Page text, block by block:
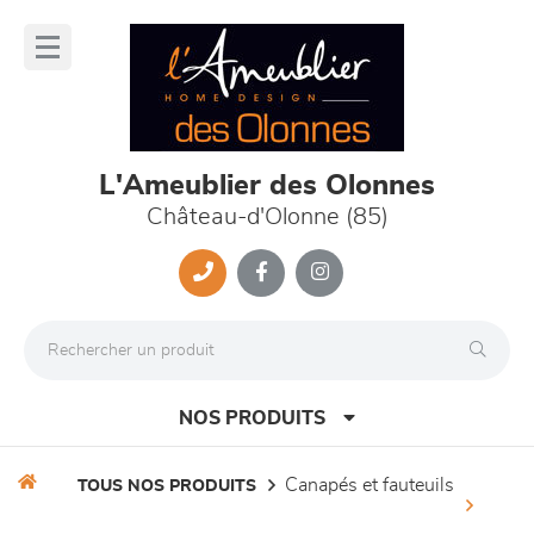
L'Ameublier des Olonnes
Château-d'Olonne (85)
NOS PRODUITS
TOUS NOS PRODUITS canapés et fauteuils